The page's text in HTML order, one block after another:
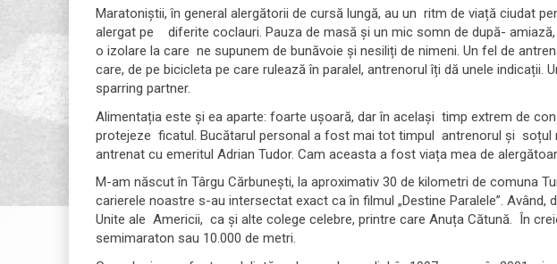
Maratoniștii, în general alergătorii de cursă lungă, au un ritm de viață ciudat
alergat pe diferite coclauri. Pauza de masă și un mic somn de după-
o izolare la care ne supunem de bunăvoie și nesiliți de nimeni. Un fel de
care, de pe bicicleta pe care rulează în paralel, antrenorul îți dă unele
sparring partner.
Alimentația este și ea aparte: foarte ușoară, dar în același timp extrem de
protejeze ficatul. Bucătarul personal a fost mai tot timpul antrenorul și soțul
antrenat cu emeritul Adrian Tudor. Cam aceasta a fost viața mea de
M-am născut în Târgu Cărbunești, la aproximativ 30 de kilometri de comuna
carierele noastre s-au intersectat exact ca în filmul „Destine Paralele”.
Unite ale Americii, ca și alte colege celebre, printre care Anuța Cătună. În
semimaraton sau 10.000 de metri.